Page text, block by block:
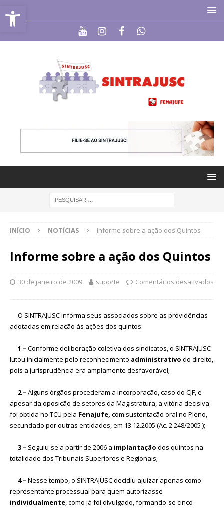
Abrir a barra de ferramentas
INÍCIO NOTÍCIAS Informe sobre a ação dos Quintos
Informe sobre a ação dos Quintos
30 de janeiro de 2009 suporte Comentários desativados
O SINTRAJUSC informa seus associados sobre as providências
adotadas em relação às ações dos quintos:
1 – Conforme deliberação coletiva dos sindicatos, o SINTRAJUSC
lutou inicialmente pelo reconhecimento administrativo do direito,
pois a jurisprudência era amplamente desfavorável;
2 – Alguns órgãos procederam a incorporação, caso do CJF, e
apesar da oposição de setores da Magistratura, a vitória decisiva
foi obtida no TCU pela Fenajufe, com sustentação oral no Pleno,
secundado por outras entidades, em 13.12.2005 (Ac. 2.248/2005 );
3 – Seguiu-se a partir de 2006 a implantação dos quintos na
totalidade dos Tribunais Superiores e Regionais;
4 – Nesse tempo, o SINTRAJUSC decidiu ajuizar apenas como
representante processual para quem autorizasse
individualmente, como já foi divulgado, formando-se cinco